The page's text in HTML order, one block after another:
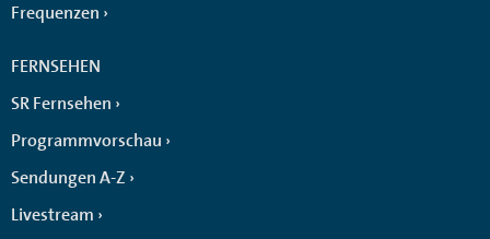
Frequenzen
FERNSEHEN
SR Fernsehen
Programmvorschau
Sendungen A-Z
Livestream